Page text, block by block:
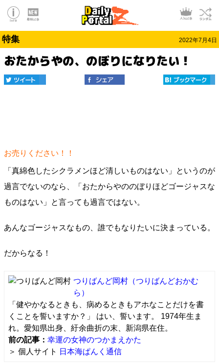
特集 2022年7月4日
おたからやの、のぼりになりたい！
お売りください！！
「真綿色したシクラメンほど清しいものはない」というのが
過言でないのなら、「おたからやののぼりほどゴージャスな
ものはない」と言っても過言ではない。
あんなゴージャスなもの、誰でもなりたいに決まっている。
だからなる！
つりばんど岡村 （つりばんどおかむ
ら）
「健やかなるときも、病めるときもアホなことだけを書
くことを誓いますか？」 はい、誓います。 1974年生ま
れ。愛知県出身、紆余曲折の末、新潟県在住。
前の記事： 幸運の女神のつかまえかた
＞ 個人サイト
日本海ぱんく通信